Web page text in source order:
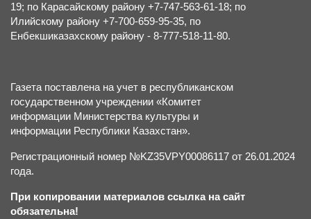
19; по Карасайскому району +7-747-563-61-18; по
Илийскому району +7-700-659-95-35, по
Енбекшиказахскому району - 8-777-518-11-80.
Газета поставлена на учет в республиканском
государственном учреждении «Комитет
информации Министерства культуры и
информации Республики Казахстан».
Регистрационный номер №KZ35VPY00086117 от 26.01.2024
года.
При копировании материалов ссылка на сайт
обязательна!